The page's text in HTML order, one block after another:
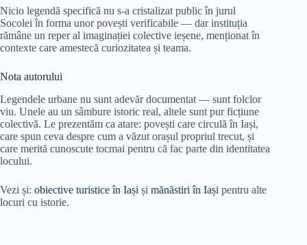
Nicio legendă specifică nu s-a cristalizat public în jurul
Socolei în forma unor povești verificabile — dar instituția
rămâne un reper al imaginației colective ieșene, menționat în
contexte care amestecă curiozitatea și teama.
Nota autorului
Legendele urbane nu sunt adevăr documentat — sunt folclor
viu. Unele au un sâmbure istoric real, altele sunt pur ficțiune
colectivă. Le prezentăm ca atare: povești care circulă în Iași,
care spun ceva despre cum a văzut orașul propriul trecut, și
care merită cunoscute tocmai pentru că fac parte din identitatea
locului.
Vezi și: obiective turistice în Iași și mănăstiri în Iași pentru alte
locuri cu istorie.